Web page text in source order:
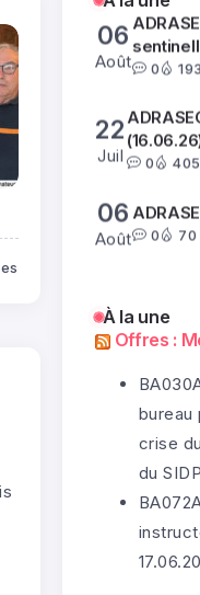
06
Août 0
22
Juil 0
06
Août 0 70
06
Août
0
À la une
Offres :
bureau
crise
du